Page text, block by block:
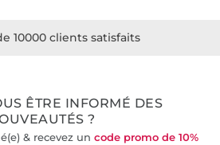
ÊTRE INFORMÉ DES
?
& recevez un code promo de 10%